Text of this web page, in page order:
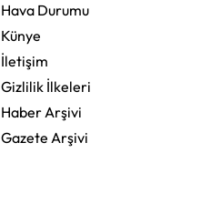
Hava Durumu
Künye
İletişim
Gizlilik İlkeleri
Haber Arşivi
Gazete Arşivi